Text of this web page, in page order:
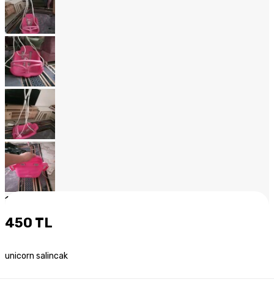
1
450 TL
unicorn salincak